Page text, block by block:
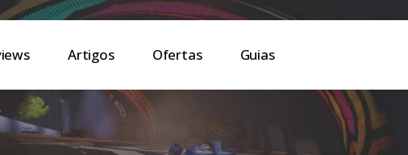
Artigos Ofertas Guias